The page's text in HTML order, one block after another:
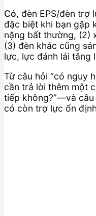
Có, đèn EPS/đèn trợ
đặc biệt khi bạn gặp
nặng bất thường, (2)
(3) đèn khác cũng
lực, lực đánh lái tăng
Từ câu hỏi “có nguy
cần trả lời thêm một
tiếp không?”—và
có còn trợ lực ổn